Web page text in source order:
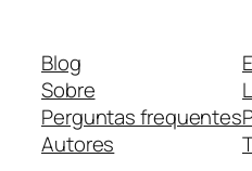
Blog
Sobre
Perguntas frequentes
Autores